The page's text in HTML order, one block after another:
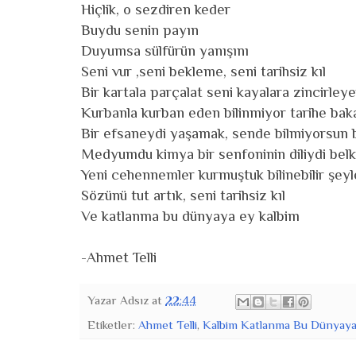
Hiçlik, o sezdiren keder
Buydu senin payın
Duyumsa sülfürün yanışını
Seni vur ,seni bekleme, seni tarihsiz kıl
Bir kartala parçalat seni kayalara
Kurbanla kurban eden bilinmiyor tarihe
Bir efsaneydi yaşamak, sende bilmiyorsun
Medyumdu kimya bir senfoninin diliydi
Yeni cehennemler kurmuştuk bilinebilir
Sözünü tut artık, seni tarihsiz kıl
Ve katlanma bu dünyaya ey kalbim
-Ahmet Telli
Yazar Adsız at 22:44
Etiketler: Ahmet Telli, Kalbim Katlanma Bu Dünyaya